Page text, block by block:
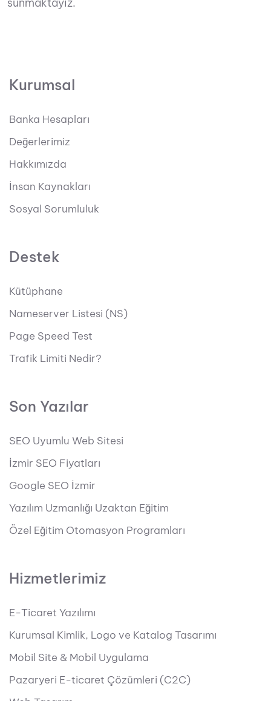
Kurumsal
Banka Hesapları
Değerlerimiz
Hakkımızda
İnsan Kaynakları
Sosyal Sorumluluk
Destek
Kütüphane
Nameserver Listesi (NS)
Page Speed Test
Trafik Limiti Nedir?
Son Yazılar
SEO Uyumlu Web Sitesi
İzmir SEO Fiyatları
Google SEO İzmir
Yazılım Uzmanlığı Uzaktan Eğitim
Özel Eğitim Otomasyon Programları
Hizmetlerimiz
E-Ticaret Yazılımı
Kurumsal Kimlik, Logo ve Katalog Tasarımı
Mobil Site & Mobil Uygulama
Pazaryeri E-ticaret Çözümleri (C2C)